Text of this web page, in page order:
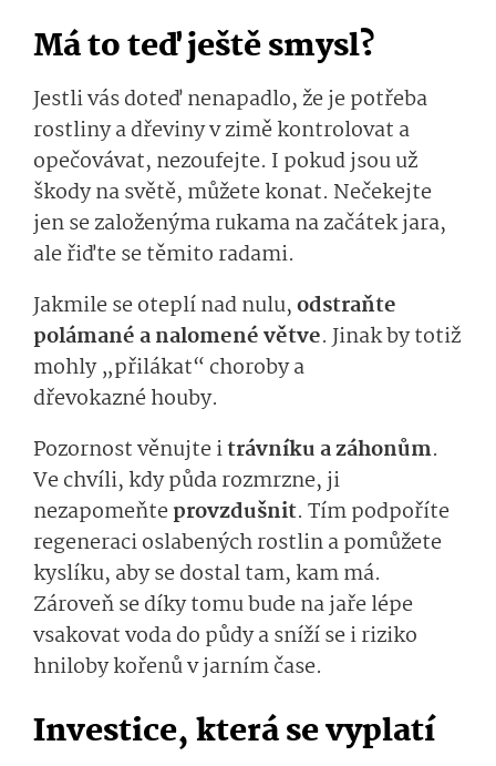
Má to teď ještě smysl?
Jestli vás doteď nenapadlo, že je potřeba
rostliny a dřeviny v zimě kontrolovat a
opečovávat, nezoufejte. I pokud jsou už
škody na světě, můžete konat. Nečekejte
jen se založenýma rukama na začátek jara,
ale řiďte se těmito radami.
Jakmile se oteplí nad nulu,odstraňte
polámané a nalomené větve. Jinak by totiž
mohly „přilákat“ choroby a
dřevokazné houby.
Pozornost věnujte itrávníku a záhonům.
Ve chvíli, kdy půda rozmrzne, ji
nezapomeňteprovzdušnit. Tím podpoříte
regeneraci oslabených rostlin a pomůžete
kyslíku, aby se dostal tam, kam má.
Zároveň se díky tomu bude na jaře lépe
vsakovat voda do půdy a sníží se i riziko
hniloby kořenů v jarním čase.
Investice, která se vyplatí